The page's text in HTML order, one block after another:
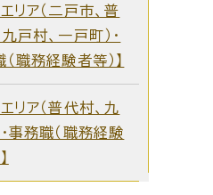
エリア（二戸市、普
戸村、一戸町）・
職務経験者等）】
エリア（普代村、九
事務職（職務経験